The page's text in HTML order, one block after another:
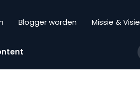
Blogger worden Missie & Visie